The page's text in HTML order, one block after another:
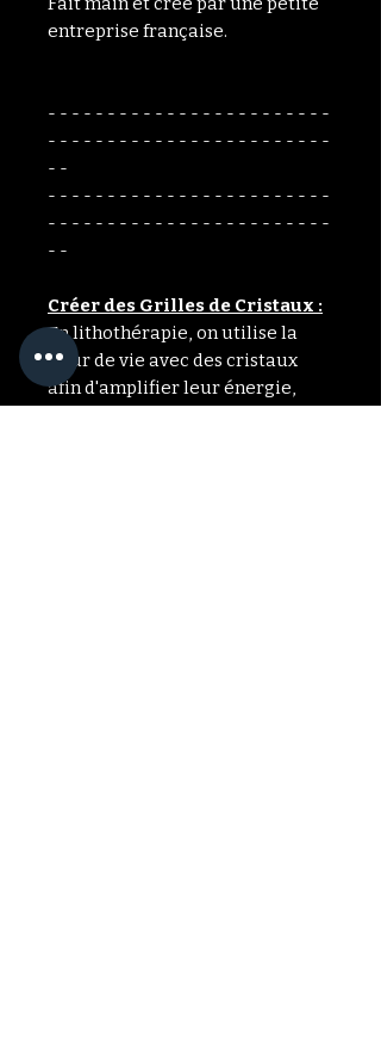
entreprise française.
- - - - - - - - - - - - - - - - - - - - - - - -
- - - - - - - - - - - - - - - - - - - - - - - -
- -
- - - - - - - - - - - - - - - - - - - - - - - -
- - - - - - - - - - - - - - - - - - - - - - - -
- -
Créer des Grilles de Cristaux :
En lithothérapie, on utilise la
fleur de vie avec des cristaux
afin d'amplifier leur énergie,